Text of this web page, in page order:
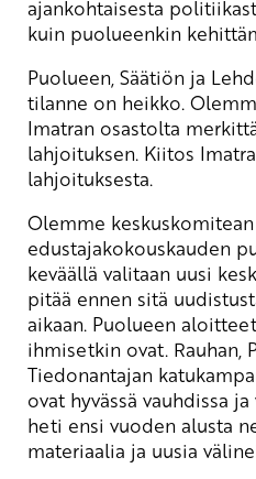
ajankohtaisesta
kuin puolueenkin
Puolueen, Säätiön ja
tilanne on heikko.
Imatran osastolta
lahjoituksen. Kiitos
lahjoituksesta.
Olemme
edustajakokouskauden
keväällä valitaan uusi
pitää ennen sitä
aikaan. Puolueen
ihmisetkin ovat. Rauhan,
Tiedonantajan
ovat hyvässä vauhdissa
heti ensi vuoden alusta
materiaalia ja uusia